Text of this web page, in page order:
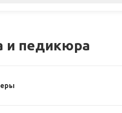
и педикюра